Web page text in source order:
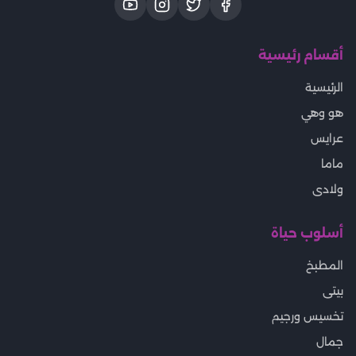
أقسام رئيسية
الرئيسية
هو وهي
عرايس
ماما
ولادى
أسلوب حياة
المطبخ
بيتى
تخسيس ورجيم
جمال